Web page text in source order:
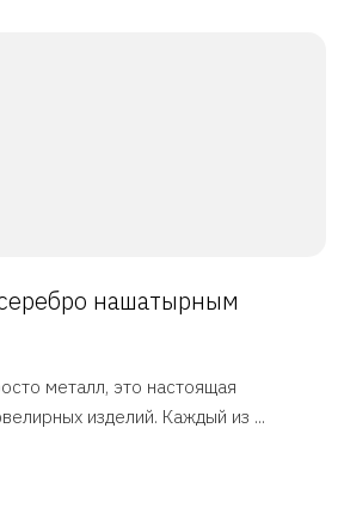
нашатырным
металл, это настоящая
изделий. Каждый из ...